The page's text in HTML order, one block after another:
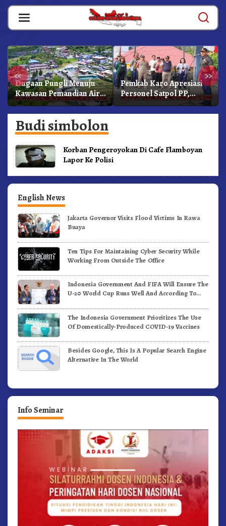
Skip
content
« »
Dugaan Pungli Menuju
Kawasan Pemandian Air
Panas Semangat Gunung
– Doulu Foto Dan
Videokan!
Pemkab Karo Apresiasi
Personel Satpol PP,
Linmas, Dan Pemadam
Kebakaran
Budi simbolon
Korban Pengeroyokan Di Cafe Flamboyan
Lapor Ke Polisi
English News
Jakarta Governor Visits Flood Victims In Rawa
Buaya
Ten Tips For Maintaining Cyber Security While
Working From Outside The Office
Indonesia Government And FIFA Will Ensure The
U-20 World Cup Runs Well And According To
The Indonesia Government Prioritizes The Use
Of Domestically-Produced COVID-19 Vaccines
Besides Google, This Is A Popular Search Engine
Alternative In The World
Info Seminar